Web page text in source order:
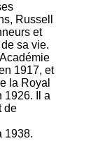
Russell
et
sa vie.
1917, et
la Royal
1926. Il a
de
1938.